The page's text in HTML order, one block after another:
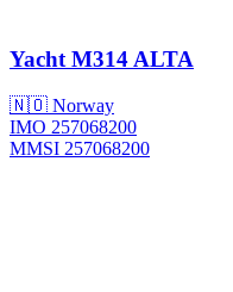
YachtM314 ALTA
🇳🇴 Norway
IMO 257068200
MMSI 257068200